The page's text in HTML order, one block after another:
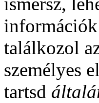
találkozol
személyes
tartsd